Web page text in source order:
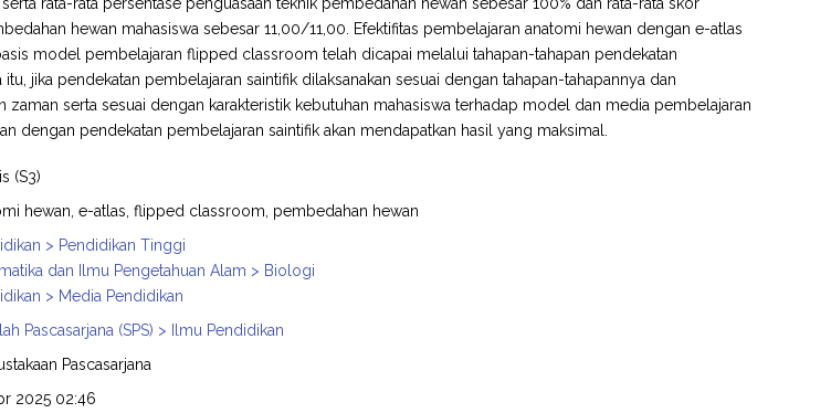
hewan mahasiswa sebesar 11,00/11,00. Efektifitas pembelajaran anatomi hewan dengan e-atlas
model pembelajaran flipped classroom telah dicapai melalui tahapan-tahapan pendekatan
jika pendekatan pembelajaran saintifik dilaksanakan sesuai dengan tahapan-tahapannya dan
zaman serta sesuai dengan karakteristik kebutuhan mahasiswa terhadap model dan media pembelajaran
dengan pendekatan pembelajaran saintifik akan mendapatkan hasil yang maksimal.
(S3)
hewan, e-atlas, flipped classroom, pembedahan hewan
> Pendidikan Tinggi
dan Ilmu Pengetahuan Alam > Biologi
> Media Pendidikan
Pascasarjana (SPS) > Ilmu Pendidikan
Pascasarjana
2025 02:46